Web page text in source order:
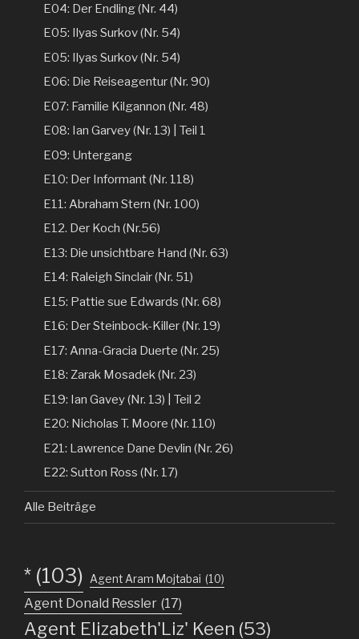
E04: Der Endling (Nr. 44)
E05: Ilyas Surkov (Nr. 54)
E05: Ilyas Surkov (Nr. 54)
E06: Die Reiseagentur (Nr. 90)
E07: Familie Kilgannon (Nr. 48)
E08: Ian Garvey (Nr. 13) | Teil 1
E09: Untergang
E10: Der Informant (Nr. 118)
E11: Abraham Stern (Nr. 100)
E12. Der Koch (Nr.56)
E13: Die unsichtbare Hand (Nr. 63)
E14: Raleigh Sinclair (Nr. 51)
E15: Pattie sue Edwards (Nr. 68)
E16: Der Steinbock-Killer (Nr. 19)
E17: Anna-Gracia Duerte (Nr. 25)
E18: Zarak Mosadek (Nr. 23)
E19: Ian Gavey (Nr. 13) | Teil 2
E20: Nicholas T. Moore (Nr. 110)
E21: Lawrence Dane Devlin (Nr. 26)
E22: Sutton Ross (Nr. 17)
Alle Beiträge
* (103) Agent Aram Mojtabai (10)
Agent Donald Ressler (17)
Agent Elizabeth'Liz' Keen (53)